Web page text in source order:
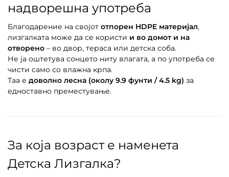
надворешна употреба
Благодарение на својот отпорен HDPE материјал,
лизгалката може да се користи и во домот и на
отворено – во двор, тераса или детска соба.
Не ја оштетува сонцето ниту влагата, а по употреба се
чисти само со влажна крпа.
Таа е доволно лесна (околу 9.9 фунти / 4.5 kg) за
едноставно преместување.
За која возраст е наменета
Детска Лизгалка?